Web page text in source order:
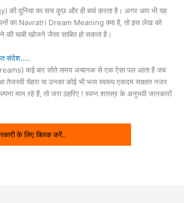
की दुनिया का सच कुछ और ही बयां करता है। अगर आप भी यह
का Navratri Dream Meaning क्या है, तो इस लेख को
चाबी खोजने जैसा साबित हो सकता है।
संदेश…..
कई बार सोते समय अचानक से एक ऐसा पल आता है जब
तेजस्वी चेहरा या उनका कोई भी भव्य स्वरूप एकदम साक्षात नजर
मान रहे हैं, तो जरा ठहरिए ! स्वप्न शास्त्र के अनुभवी जानकारों
के लिए क्लिक करें..